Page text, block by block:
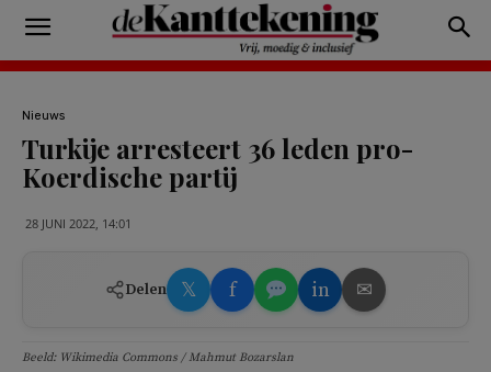
Nieuws
Turkije arresteert 36 leden pro-
Koerdische partij
28 JUNI 2022, 14:01
Delen 𝕏 f in ✉
Beeld: Wikimedia Commons / Mahmut Bozarslan